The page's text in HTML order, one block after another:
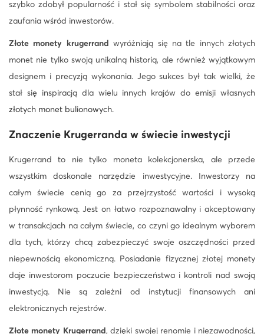
szybko zdobył popularność i stał się symbolem stabilności oraz
zaufania wśród inwestorów.
Złote monety krugerrandwyróżniają się na tle innych złotych
monet nie tylko swoją unikalną historią, ale również wyjątkowym
designem i precyzją wykonania. Jego sukces był tak wielki, że
stał się inspiracją dla wielu innych krajów do emisji własnych
złotych monet bulionowych.
Znaczenie Krugerranda w świecie inwestycji
Krugerrand to nie tylko moneta kolekcjonerska, ale przede
wszystkim doskonałe narzędzie inwestycyjne. Inwestorzy na
całym świecie cenią go za przejrzystość wartości i wysoką
płynność rynkową. Jest on łatwo rozpoznawalny i akceptowany
w transakcjach na całym świecie, co czyni go idealnym wyborem
dla tych, którzy chcą zabezpieczyć swoje oszczędności przed
niepewnością ekonomiczną. Posiadanie fizycznej złotej monety
daje inwestorom poczucie bezpieczeństwa i kontroli nad swoją
inwestycją. Nie są zależni od instytucji finansowych ani
elektronicznych rejestrów.
Złote monety Krugerrand, dzięki swojej renomie i niezawodności,